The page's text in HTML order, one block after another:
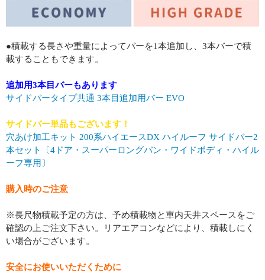
●積載する長さや重量によってバーを1本追加し、3本バーで積
載することもできます。
追加用3本目バーもあります
サイドバータイプ共通 3本目追加用バー EVO
サイドバー単品もございます！
穴あけ加工キット 200系ハイエースDX ハイルーフ サイドバー2
本セット〔4ドア・スーパーロングバン・ワイドボディ・ハイル
ーフ専用〕
購入時のご注意
※長尺物積載予定の方は、予め積載物と車内天井スペースをご
確認の上ご注文下さい。リアエアコンなどにより、積載しにく
い場合がございます。
安全にお使いいただくために